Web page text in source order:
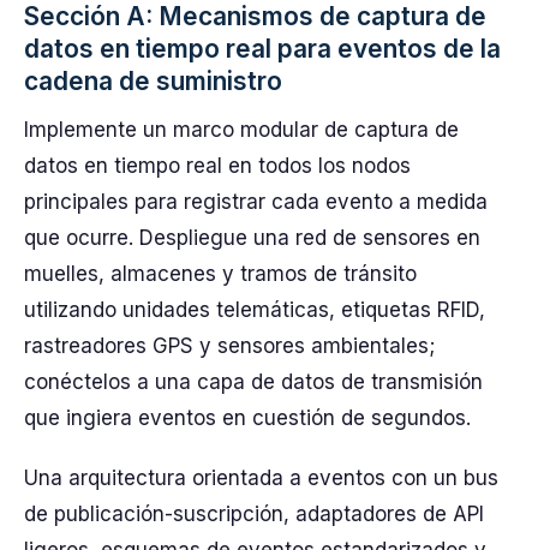
Sección A: Mecanismos de captura de
datos en tiempo real para eventos de la
cadena de suministro
Implemente un marco modular de captura de
datos en tiempo real en todos los nodos
principales para registrar cada evento a medida
que ocurre. Despliegue una red de sensores en
muelles, almacenes y tramos de tránsito
utilizando unidades telemáticas, etiquetas RFID,
rastreadores GPS y sensores ambientales;
conéctelos a una capa de datos de transmisión
que ingiera eventos en cuestión de segundos.
Una arquitectura orientada a eventos con un bus
de publicación-suscripción, adaptadores de API